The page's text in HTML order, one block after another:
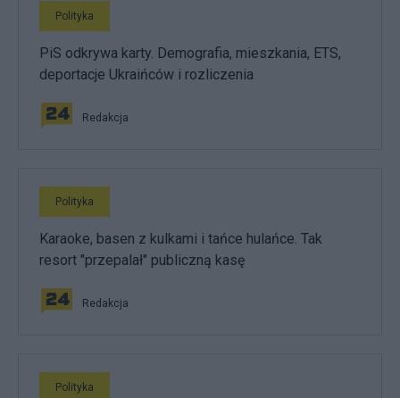
Polityka
PiS odkrywa karty. Demografia, mieszkania, ETS,
deportacje Ukraińców i rozliczenia
Redakcja
Polityka
Karaoke, basen z kulkami i tańce hulańce. Tak
resort "przepalał" publiczną kasę
Redakcja
Polityka